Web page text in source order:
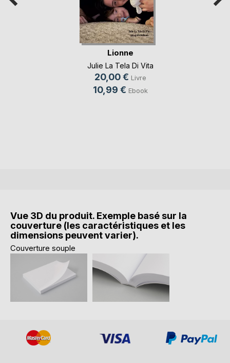
Lionne
Julie La Tela Di Vita
20,00 € Livre
10,99 € Ebook
Vue 3D du produit. Exemple basé sur la
couverture (les caractéristiques et les
dimensions peuvent varier).
Couverture souple